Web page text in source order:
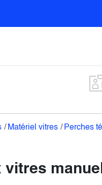
Matériel vitres Perches
vitres